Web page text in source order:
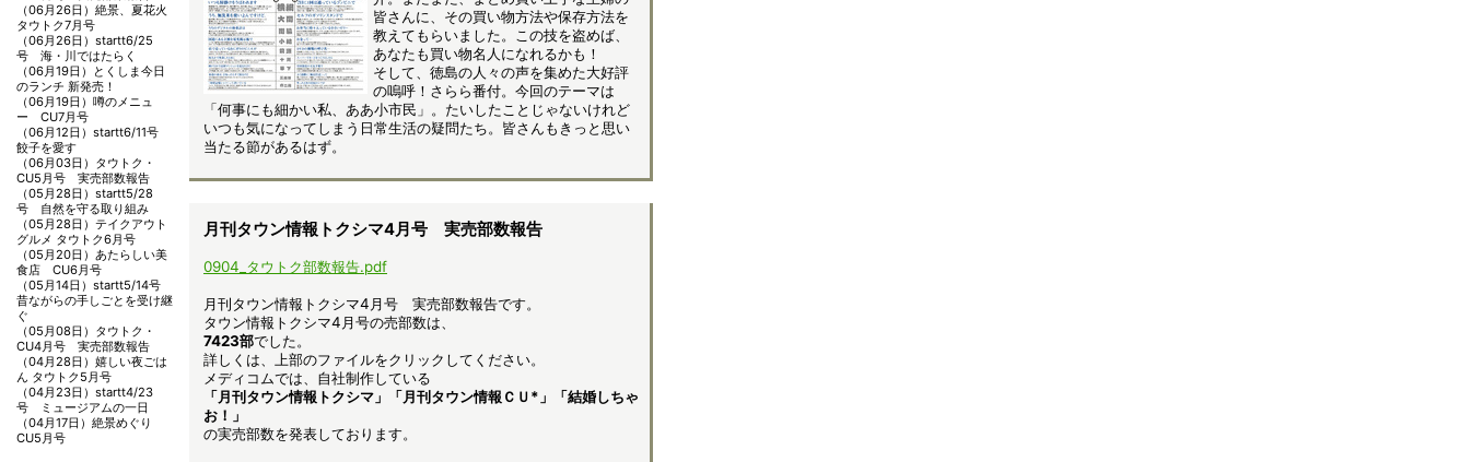
皆さんに、その買い物方法や保存方法を
教えてもらいました。この技を盗めば、
あなたも買い物名人になれるかも！
そして、徳島の人々の声を集めた大好評
の嗚呼！さらら番付。今回のテーマは
「何事にも細かい私、ああ小市民」。たいしたことじゃないけれど
いつも気になってしまう日常生活の疑問たち。皆さんもきっと思い
当たる節があるはず。
月刊タウン情報トクシマ4月号 実売部数報告
0904_タウトク部数報告.pdf
月刊タウン情報トクシマ4月号 実売部数報告です。
タウン情報トクシマ4月号の売部数は、
7423部でした。
詳しくは、上部のファイルをクリックしてください。
メディコムでは、自社制作している
「月刊タウン情報トクシマ」「月刊タウン情報ＣＵ*」「結婚しちゃ
お！」
の実売部数を発表しております。
（06月26日） 絶景、夏花火
タウトク7月号
（06月26日） startt6/25
号 海・川ではたらく
（06月19日）
とくしま今日
のランチ 新発売！
（06月19日） 噂のメニュ
ー CU7月号
（06月12日） startt6/11号
餃子を愛す
（06月03日） タウトク・
CU5月号 実売部数報告
（05月28日） startt5/28
号 自然を守る取り組み
（05月28日） テイクアウト
グルメ タウトク6月号
（05月20日） あたらしい美
食店 CU6月号
（05月14日） startt5/14号
昔ながらの手しごとを受け継
ぐ
（05月08日） タウトク・
CU4月号 実売部数報告
（04月28日） 嬉しい夜ごは
ん タウトク5月号
（04月23日） startt4/23
号 ミュージアムの一日
（04月17日） 絶景めぐり
CU5月号